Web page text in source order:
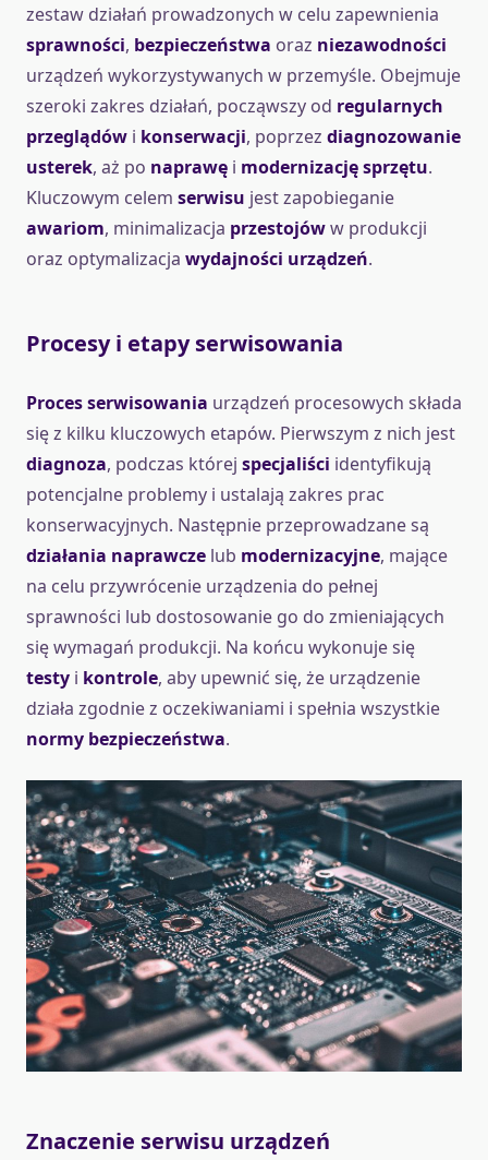
zestaw działań prowadzonych w celu zapewnienia
sprawności, bezpieczeństwa oraz niezawodności
urządzeń wykorzystywanych w przemyśle. Obejmuje
szeroki zakres działań, począwszy od regularnych
przeglądów i konserwacji, poprzez diagnozowanie
usterek, aż po naprawę i modernizację sprzętu.
Kluczowym celem serwisu jest zapobieganie
awariom, minimalizacja przestojóww produkcji
oraz optymalizacja wydajności urządzeń.
Procesy i etapy serwisowania
Proces serwisowania urządzeń procesowych składa
się z kilku kluczowych etapów. Pierwszym z nich jest
diagnoza, podczas której specjaliści identyfikują
potencjalne problemy i ustalają zakres prac
konserwacyjnych. Następnie przeprowadzane są
działania naprawcze lub modernizacyjne, mające
na celu przywrócenie urządzenia do pełnej
sprawności lub dostosowanie go do zmieniających
się wymagań produkcji. Na końcu wykonuje się
testy i kontrole, aby upewnić się, że urządzenie
działa zgodnie z oczekiwaniami i spełnia wszystkie
normy bezpieczeństwa.
Znaczenie serwisu urządzeń